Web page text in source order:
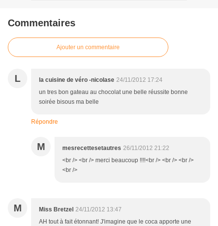
Commentaires
Ajouter un commentaire
L la cuisine de véro -nicolase 24/11/2012 17:24
un tres bon gateau au chocolat une belle réussite bonne
soirée bisous ma belle
Répondre
M mesrecettesetautres 26/11/2012 21:22
<br /> <br /> merci beaucoup !!!!<br /> <br /> <br />
<br />
M Miss Bretzel 24/11/2012 13:47
AH tout à fait étonnant! J'imagine que le coca apporte une